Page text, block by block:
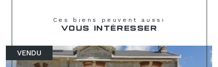
Ces biens peuvent aussi
VOUS INTÉRESSER
VENDU